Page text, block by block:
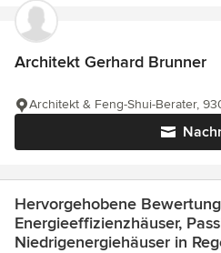
Architekt Gerhard Brunner
Architekt & Feng-Shui-Berater,
Hervorgehobene
Energieeffizienzhäuser,
Niedrigenergiehäuser in